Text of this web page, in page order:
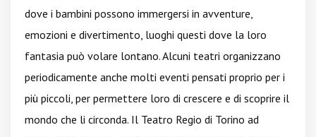
dove i bambini possono immergersi in avventure,
emozioni e divertimento, luoghi questi dove la loro
fantasia può volare lontano. Alcuni teatri organizzano
periodicamente anche molti eventi pensati proprio per i
più piccoli, per permettere loro di crescere e di scoprire il
mondo che li circonda. Il Teatro Regio di Torino ad